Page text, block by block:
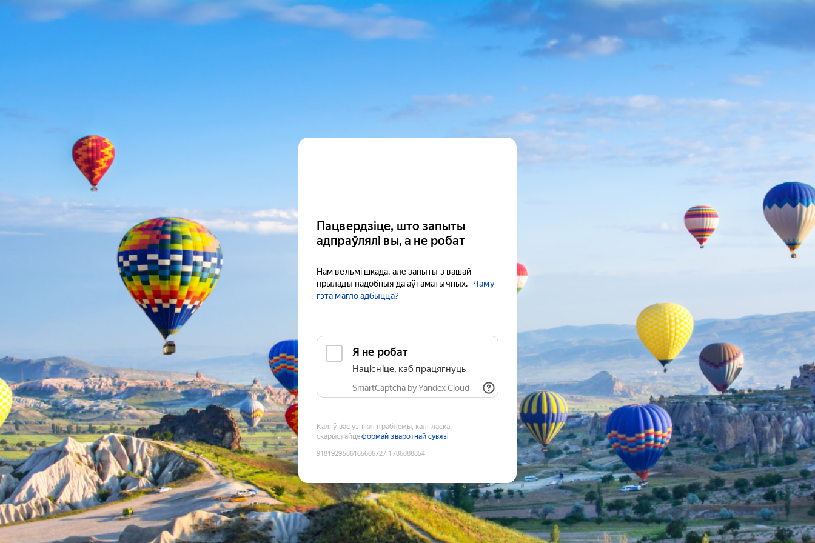
Пацвердзіце, што запыты
адпраўлялі вы, а не робат
Нам вельмі шкада, але запыты з вашай
прылады падобныя да аўтаматычных.
Чаму
гэта магло адбыцца?
Я не робат
Націсніце, каб працягнуць
SmartCaptcha by Yandex Cloud
Калі ў вас узніклі праблемы, калі ласка,
скарыстайцеформай зваротнай сувязі
9181929586165606727:1786088854